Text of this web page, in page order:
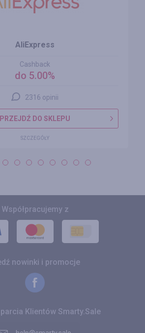
AliExpress
Cashback
do 5.00%
2316 opinii
PRZEJDŹ DO SKLEPU
SZCZEGÓŁY
Współpracujemy z
nowinki i promocje
Klientów Smarty.Sale